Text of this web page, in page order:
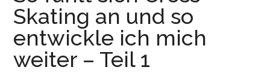
Skating an und so
entwickle ich mich
weiter – Teil 1